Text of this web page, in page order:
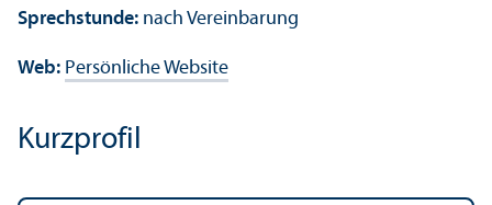
Sprechstunde: nach Vereinbarung
Web: Persönliche Website
Kurzprofil